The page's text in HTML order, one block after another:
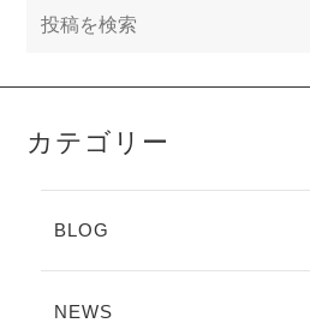
カテゴリー
BLOG
NEWS